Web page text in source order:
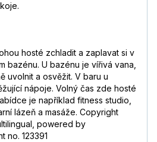
hosté zchladit a zaplavat si v
bazénu. U bazénu je vířivá vana,
uvolnit a osvěžit. V baru u
nápoje. Volný čas zde hosté
je například fitness studio,
lázeň a masáže. Copyright
powered by
no. 123391